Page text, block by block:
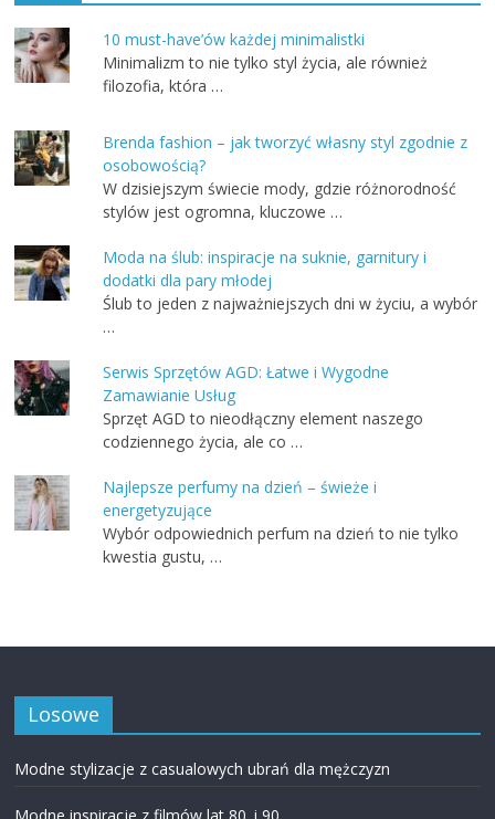
10 must-have’ów każdej minimalistki
Minimalizm to nie tylko styl życia, ale również
filozofia, która …
Brenda fashion – jak tworzyć własny styl zgodnie z
osobowością?
W dzisiejszym świecie mody, gdzie różnorodność
stylów jest ogromna, kluczowe …
Moda na ślub: inspiracje na suknie, garnitury i
dodatki dla pary młodej
Ślub to jeden z najważniejszych dni w życiu, a wybór
…
Serwis Sprzętów AGD: Łatwe i Wygodne
Zamawianie Usług
Sprzęt AGD to nieodłączny element naszego
codziennego życia, ale co …
Najlepsze perfumy na dzień – świeże i
energetyzujące
Wybór odpowiednich perfum na dzień to nie tylko
kwestia gustu, …
Losowe
Modne stylizacje z casualowych ubrań dla mężczyzn